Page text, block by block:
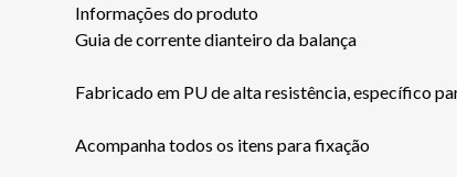
Informações do produto
Guia de corrente dianteiro da balança
Fabricado em PU de alta resistência, específico
Acompanha todos os itens para fixação